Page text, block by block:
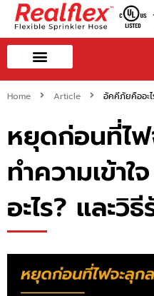
Skip
content
Home Article อัคคีภัยคืออะไ
หยุดก่อนที่ไฟ
ทำความเข้า
อะไร? และ